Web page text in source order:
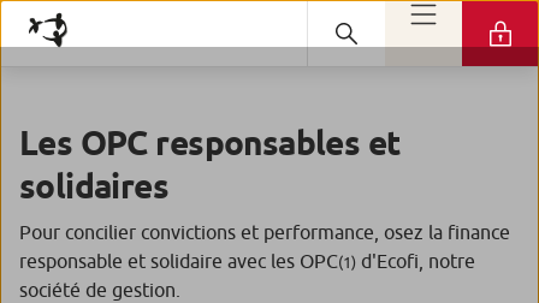
Les OPC responsables et
solidaires
Pour concilier convictions et performance, osez la finance
responsable et solidaire avec les OPC(1) d'Ecofi, notre
société de gestion.